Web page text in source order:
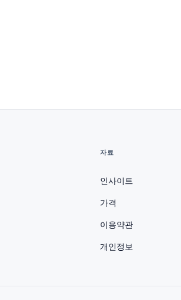
자료
인사이트
가격
이용약관
개인정보